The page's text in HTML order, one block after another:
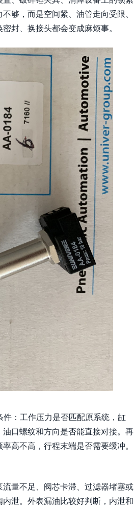
够，而是空间紧、油管走向受限、
封、换接头都会变成麻烦事。
：工作压力是否匹配原系统，缸
口螺纹和方向是否能直接对接。再
高不高，行程末端是否需要缓冲。
量不足、阀芯卡滞、过滤器堵塞或
泄。外表漏油比较好判断，内泄和